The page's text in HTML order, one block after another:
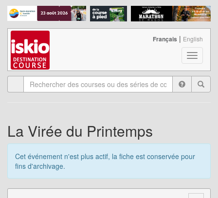
T
o
g
l
i
g
o
Français | English
La Virée du Printemps
Cet événement n'est plus actif, la fiche est conservée pour
fins d'archivage.